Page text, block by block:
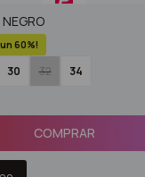
60
30 32 34
COMPRAR
/ FORTER S.A Rut 213720560017